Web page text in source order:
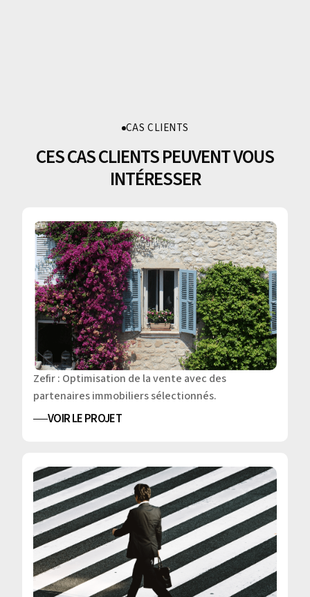
CAS CLIENTS
CES CAS CLIENTS PEUVENT VOUS
INTÉRESSER
Zefir : Optimisation de la vente avec des
partenaires immobiliers sélectionnés.
VOIR LE PROJET